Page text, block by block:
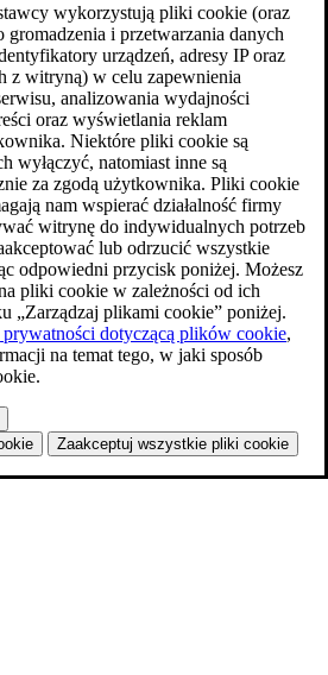
wykorzystują pliki cookie (oraz
gromadzenia i przetwarzania danych
urządzeń, adresy IP oraz
z witryną) w celu zapewnienia
analizowania wydajności
oraz wyświetlania reklam
Niektóre pliki cookie są
wyłączyć, natomiast inne są
za zgodą użytkownika. Pliki cookie
nam wspierać działalność firmy
witrynę do indywidualnych potrzeb
lub odrzucić wszystkie
odpowiedni przycisk poniżej. Możesz
pliki cookie w zależności od ich
„Zarządzaj plikami cookie” poniżej.
dotyczącą plików cookie,
na temat tego, w jaki sposób
Zaakceptuj wszystkie pliki cookie